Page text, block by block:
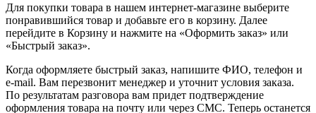
Для покупки товара в нашем интернет-магазине выберите
понравившийся товар и добавьте его в корзину. Далее
перейдите в Корзину и нажмите на «Оформить заказ» или
«Быстрый заказ».
Когда оформляете быстрый заказ, напишите ФИО, телефон и
e-mail. Вам перезвонит менеджер и уточнит условия заказа.
По результатам разговора вам придет подтверждение
оформления товара на почту или через СМС. Теперь останется